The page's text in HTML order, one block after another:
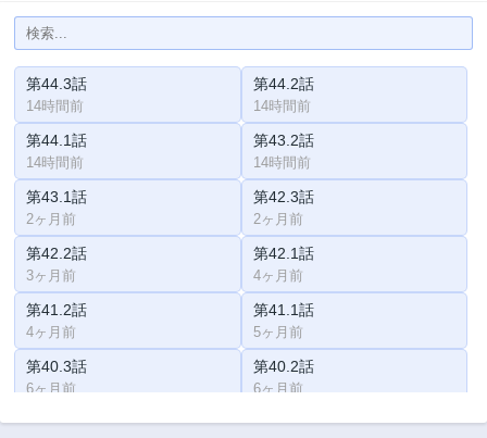
第44.3話
14時間前
第44.2話
14時間前
第44.1話
14時間前
第43.2話
14時間前
第43.1話
2ヶ月前
第42.3話
2ヶ月前
第42.2話
3ヶ月前
第42.1話
4ヶ月前
第41.2話
4ヶ月前
第41.1話
5ヶ月前
第40.3話
6ヶ月前
第40.2話
6ヶ月前
第40.1話 第39話